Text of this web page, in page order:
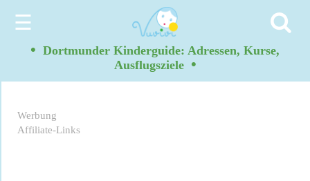
☰
• Dortmunder Kinderguide: Adressen, Kurse,
Ausflugsziele •
Werbung
Affiliate-Links